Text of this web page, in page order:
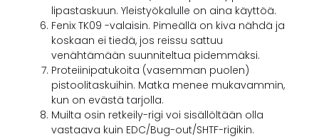
lipastaskuun. Yleistyökalulle on aina käyttöä.
Fenix TK09 -valaisin. Pimeällä on kiva nähdä ja
koskaan ei tiedä, jos reissu sattuu
venähtämään suunniteltua pidemmäksi.
Proteiinipatukoita (vasemman puolen)
pistoolitaskuihin. Matka menee mukavammin,
kun on evästä tarjolla.
Muilta osin retkeily-rigi voi sisällöltään olla
vastaava kuin EDC/Bug-out/SHTF-rigikin.